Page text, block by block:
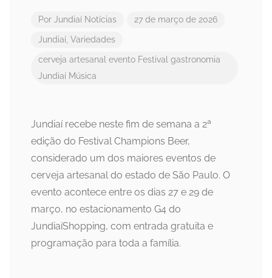
Por Jundiaí Notícias 27 de março de 2026
Jundiaí, Variedades
cerveja artesanal evento Festival gastronomia
Jundiaí Música
Jundiaí recebe neste fim de semana a 2ª
edição do Festival Champions Beer,
considerado um dos maiores eventos de
cerveja artesanal do estado de São Paulo. O
evento acontece entre os dias 27 e 29 de
março, no estacionamento G4 do
JundiaíShopping, com entrada gratuita e
programação para toda a família.